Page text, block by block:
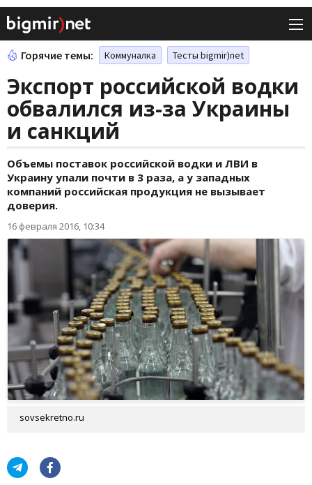
Горячие темы: Коммуналка Тесты bigmir)net
Экспорт российской водки
обвалился из-за Украины
и санкций
Объемы поставок российской водки и ЛВИ в
Украину упали почти в 3 раза, а у западных
компаний российская продукция не вызывает
доверия.
16 февраля 2016, 10:34
sovsekretno.ru